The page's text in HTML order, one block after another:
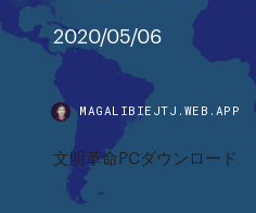
2020/05/06
MAGALIBIEJTJ.WEB.APP
文明革命PCダウンロード